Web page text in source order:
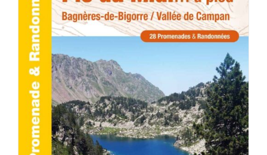
ACHETER LE PRODUIT / DÉTAILS